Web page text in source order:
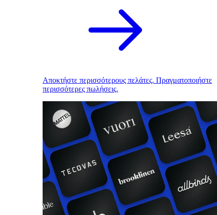
Αποκτήστε περισσότερους πελάτες. Πραγματοποιήστε
περισσότερες πωλήσεις.